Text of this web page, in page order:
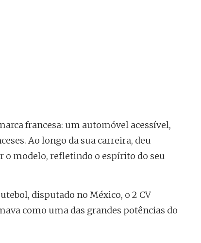
francesa: um automóvel acessível,
Ao longo da sua carreira, deu
modelo, refletindo o espírito do seu
disputado no México, o 2 CV
como uma das grandes potências do